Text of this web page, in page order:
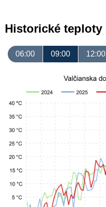
Historické teploty
06:00 09:00 12:00